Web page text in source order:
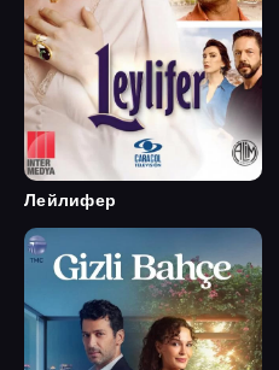
Лейлифер